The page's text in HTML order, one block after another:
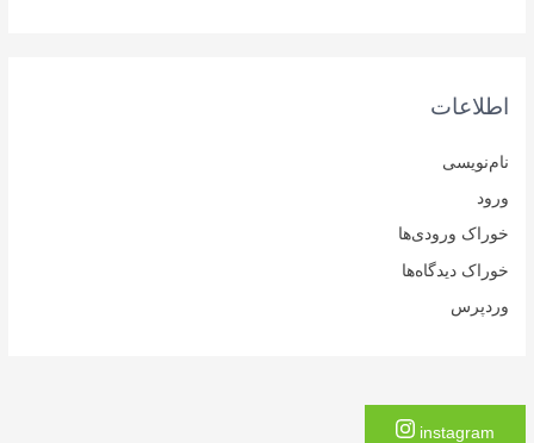
اطلاعات
نام‌نویسی
ورود
خوراک ورودی‌ها
خوراک دیدگاه‌ها
وردپرس
instagram